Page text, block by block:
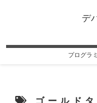
デ
プログラ